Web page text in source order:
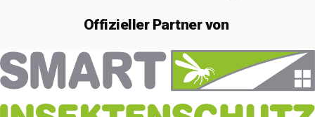
OffiziellerPartner von